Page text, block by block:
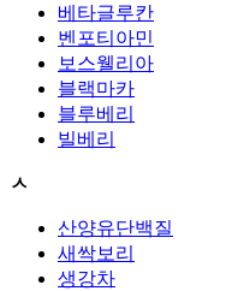
베타글루칸
벤포티아민
보스웰리아
블랙마카
블루베리
빌베리
ㅅ
산양유단백질
새싹보리
생강차